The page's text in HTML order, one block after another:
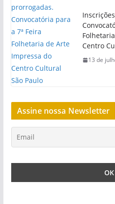
Centro
13 de
Assine nossa Newsletter